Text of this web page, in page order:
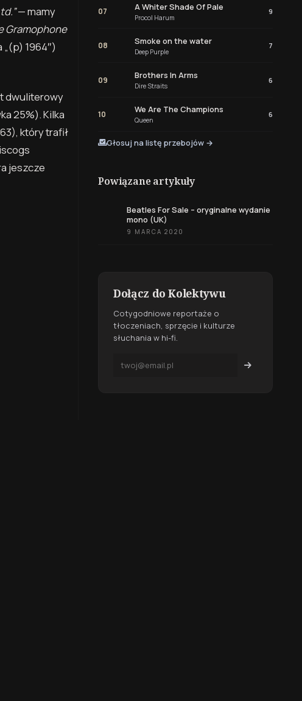
— mamy
Gramophone
1964″)
dwuliterowy
25%). Kilka
który trafił
jeszcze
07 A Whiter Shade Of Pale
Procol Harum
9
08 Smoke on the water
Deep Purple
7
09 Brothers In Arms
Dire Straits
6
10 We Are The Champions
Queen
6
Głosuj na listę przebojów →
Powiązane artykuły
Beatles For Sale – oryginalne wydanie
mono (UK)
9 MARCA 2020
Dołącz do Kolektywu
Cotygodniowe reportaże o
tłoczeniach, sprzęcie i kulturze
słuchania w hi-fi.